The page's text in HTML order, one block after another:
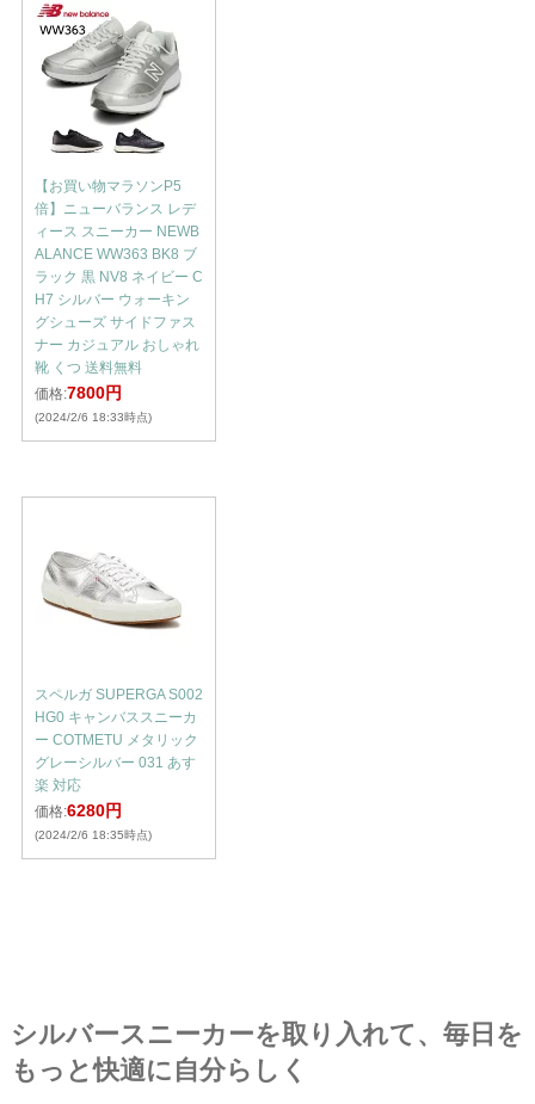
【お買い物マラソンP5
倍】ニューバランス レデ
ィース スニーカー NEWB
ALANCE WW363 BK8 ブ
ラック 黒 NV8 ネイビー C
H7 シルバー ウォーキン
グシューズ サイドファス
ナー カジュアル おしゃれ
靴 くつ 送料無料
価格:7800円
(2024/2/6 18:33時点)
スペルガ SUPERGA S002
HG0 キャンバススニーカ
ー COTMETU メタリック
グレーシルバー 031 あす
楽 対応
価格:6280円
(2024/2/6 18:35時点)
シルバースニーカーを取り入れて、毎日を
もっと快適に自分らしく